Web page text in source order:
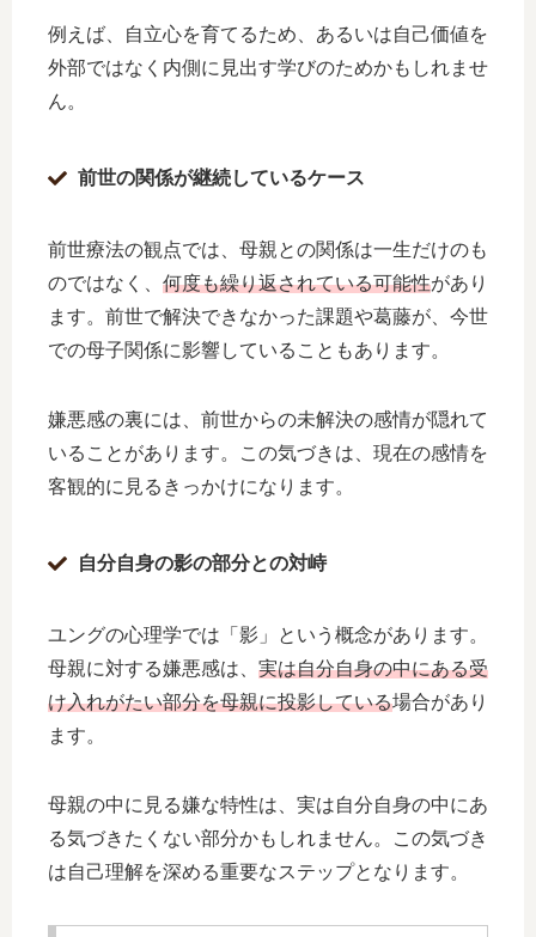
例えば、自立心を育てるため、あるいは自己価値を
外部ではなく内側に見出す学びのためかもしれませ
ん。
前世の関係が継続しているケース
前世療法の観点では、母親との関係は一生だけのも
のではなく、 何度も繰り返されている可能性があり
ます。前世で解決できなかった課題や葛藤が、今世
での母子関係に影響していることもあります。
嫌悪感の裏には、前世からの未解決の感情が隠れて
いることがあります。この気づきは、現在の感情を
客観的に見るきっかけになります。
自分自身の影の部分との対峙
ユングの心理学では「影」という概念があります。
母親に対する嫌悪感は、 実は自分自身の中にある受
け入れがたい部分を母親に投影している場合があり
ます。
母親の中に見る嫌な特性は、実は自分自身の中にあ
る気づきたくない部分かもしれません。この気づき
は自己理解を深める重要なステップとなります。